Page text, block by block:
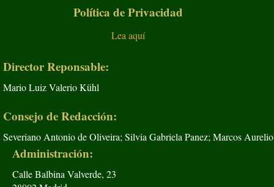
Política de Privacidad
Lea aquí
Director Reponsable:
Mario Luiz Valerio Kühl
Consejo de Redacción:
Severiano Antonio de Oliveira; Silvia Gabriela Panez; Marcos
Administración:
Calle Balbina Valverde, 23